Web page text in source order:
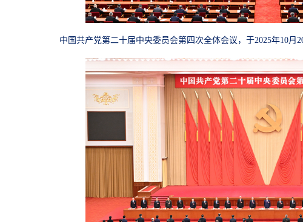
中国共产党第二十届中央委员会第四次全体会议，于2025年10月